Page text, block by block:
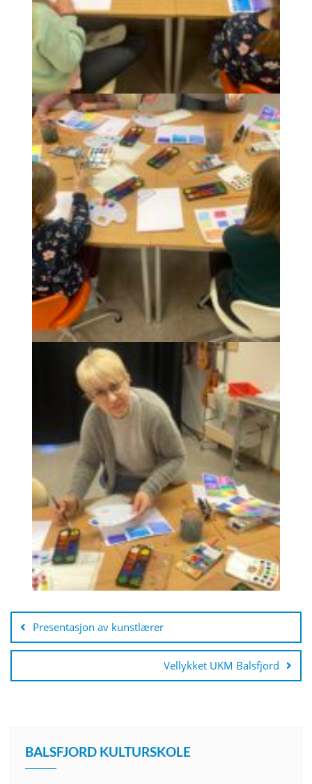
Presentasjon av kunstlærer
Vellykket UKM Balsfjord
BALSFJORD KULTURSKOLE